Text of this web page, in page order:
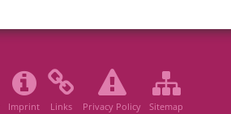
Imprint Links Privacy Policy Sitemap